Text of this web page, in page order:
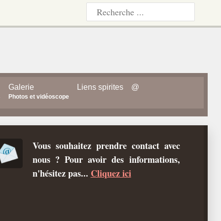
Galerie
Photos et vidéoscope
Liens spirites @
Vous souhaitez prendre contact avec
nous ? Pour avoir des informations,
n'hésitez pas... Cliquez ici